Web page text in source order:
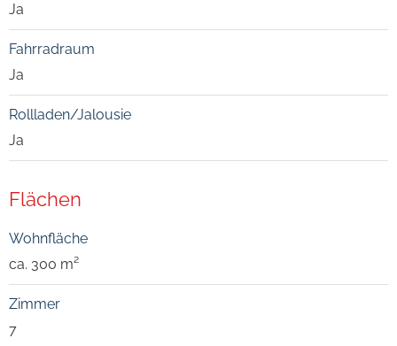
Ja
Fahrradraum
Ja
Rollladen/Jalousie
Ja
Flächen
Wohnfläche
ca. 300 m²
Zimmer
7